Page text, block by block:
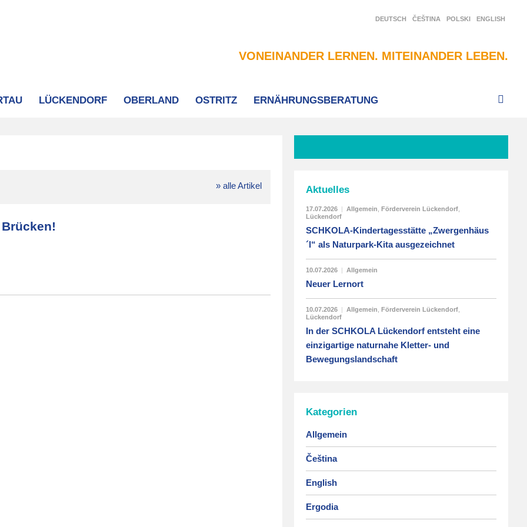
DEUTSCH ČEŠTINA POLSKI ENGLISH
VONEINANDER LERNEN. MITEINANDER LEBEN.
LÜCKENDORF OBERLAND OSTRITZ ERNÄHRUNGSBERATUNG
» alle Artikel Aktuelles
17.07.2026 | Allgemein Förderverein Lückendorf
Lückendorf
SCHKOLA-Kindertagesstätte „Zwergenhäus
´l“ als Naturpark-Kita ausgezeichnet
10.07.2026 | Allgemein
Neuer Lernort
10.07.2026 | Allgemein Förderverein Lückendorf
Lückendorf
In der SCHKOLA Lückendorf entsteht eine
einzigartige naturnahe Kletter- und
Bewegungslandschaft
Kategorien
Allgemein
Čeština
English
Ergodia